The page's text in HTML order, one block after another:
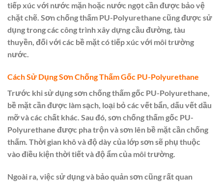
tiếp xúc với nước mặn hoặc nước ngọt cần được bảo vệ
chặt chẽ. Sơn chống thấm PU-Polyurethane cũng được sử
dụng trong các công trình xây dựng cầu đường, tàu
thuyền, đối với các bề mặt có tiếp xúc với môi trường
nước.
Cách Sử Dụng Sơn Chống Thấm Gốc PU-Polyurethane
Trước khi sử dụng sơn chống thấm gốc PU-Polyurethane,
bề mặt cần được làm sạch, loại bỏ các vết bẩn, dấu vết dầu
mỡ và các chất khác. Sau đó, sơn chống thấm gốc PU-
Polyurethane được pha trộn và sơn lên bề mặt cần chống
thấm. Thời gian khô và độ dày của lớp sơn sẽ phụ thuộc
vào điều kiện thời tiết và độ ẩm của môi trường.
Ngoài ra, việc sử dụng và bảo quản sơn cũng rất quan